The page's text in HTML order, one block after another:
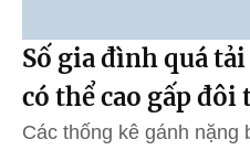
Số gia đình quá
có thể cao gấp đôi
Các thống kê gánh nặng